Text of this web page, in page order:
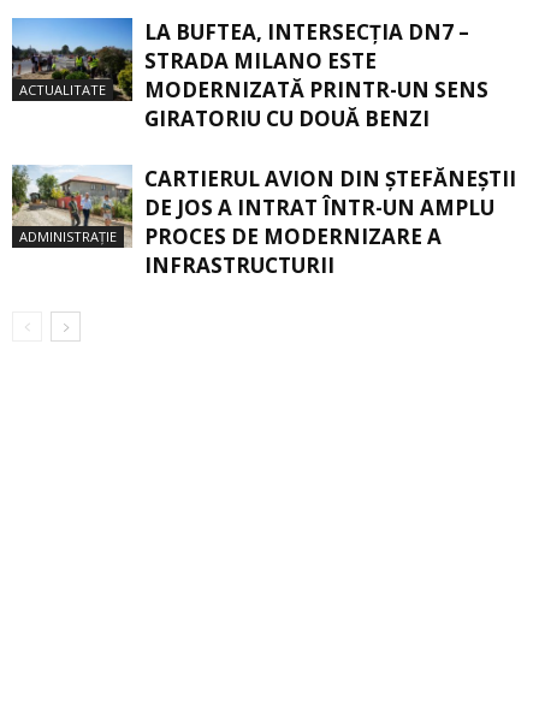
ACTUALITATE
LA BUFTEA, INTERSECŢIA DN7 –
STRADA MILANO ESTE
MODERNIZATĂ PRINTR-UN SENS
GIRATORIU CU DOUĂ BENZI
ADMINISTRAȚIE
CARTIERUL AVION DIN ŞTEFĂNEŞTII
DE JOS A INTRAT ÎNTR-UN AMPLU
PROCES DE MODERNIZARE A
INFRASTRUCTURII